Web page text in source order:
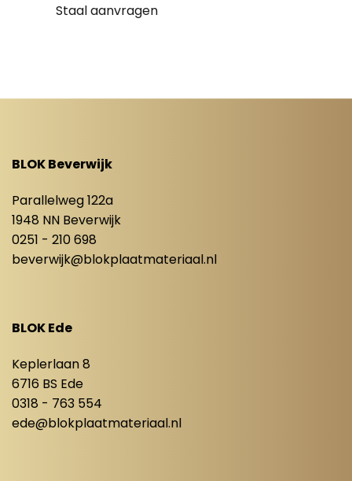
Staal aanvragen
BLOK Beverwijk
Parallelweg 122a
1948 NN Beverwijk
0251 - 210 698
beverwijk@blokplaatmateriaal.nl
BLOK Ede
Keplerlaan 8
6716 BS Ede
0318 - 763 554
ede@blokplaatmateriaal.nl